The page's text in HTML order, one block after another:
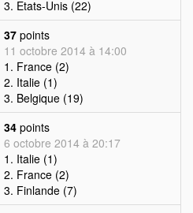
3. Etats-Unis (22)
37 points
11 octobre 2014 à 14:00
1. France (2)
2. Italie (1)
3. Belgique (19)
34 points
6 octobre 2014 à 20:17
1. Italie (1)
2. France (2)
3. Finlande (7)